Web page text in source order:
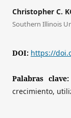
Christopher C.
Southern Illinois
DOI: https://
Palabras
crecimiento,